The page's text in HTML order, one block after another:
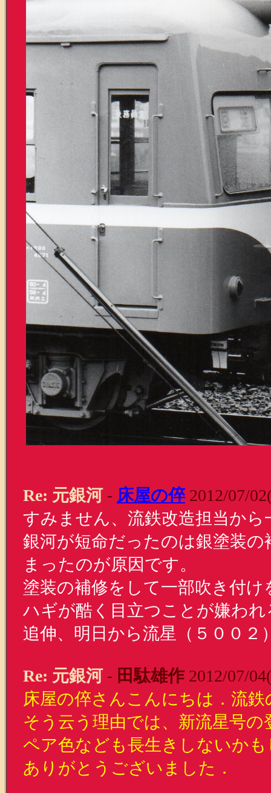
Re: 元銀河- 床屋の倅2012/07/
すみません、流鉄改造担当から
銀河が短命だったのは銀塗装
まったのが原因です。
塗装の補修をして一部吹き付
ハギが酷く目立つことが嫌わ
追伸、明日から流星（５００
Re: 元銀河- 田駄雄作 2012/07/
床屋の倅さんこんにちは．流
そう云う理由では、新流星号
ペア色なども長生きしないか
ありがとうございました．